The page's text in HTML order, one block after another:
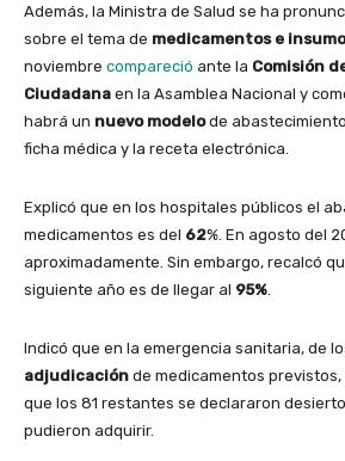
Además, la Ministra de Salud se ha
sobre el tema de medicamentos e
noviembre compareció ante la Comisión
Ciudadana en la Asamblea Nacional y
habrá un nuevo modelode
ficha médica y la receta electrónica.
Explicó que en los hospitales públicos el
medicamentos es del 62%. En agosto del
aproximadamente. Sin embargo, recalcó
siguiente año es de llegar al 95%
Indicó que en la emergencia sanitaria, de
adjudicación de medicamentos previstos,
que los 81 restantes se declararon
pudieron adquirir.